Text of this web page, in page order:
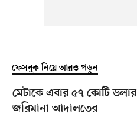
ফেসবুক নিয়ে আরও পড়ুন
মেটাকে এবার ৫৭ কোটি ডলার
জরিমানা আদালতের